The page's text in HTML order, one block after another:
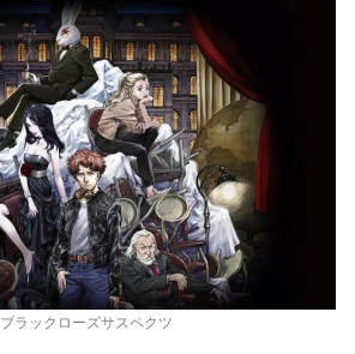
ブラックローズサスペクツ